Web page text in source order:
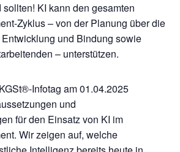
KI kann den gesamten
Zyklus – von der Planung über die
und Bindung sowie
– unterstützen.
Infotag am 01.04.2025
und
für den Einsatz von KI im
Wir zeigen auf, welche